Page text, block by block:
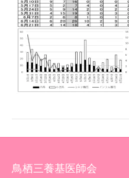
鳥栖三養基医師会